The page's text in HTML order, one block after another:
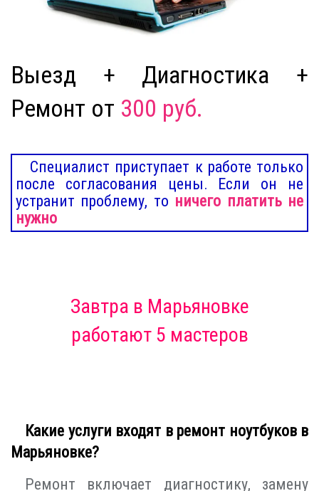
Выезд + Диагностика +
Ремонт от 300 руб.
Специалист приступает к работе только
после согласования цены. Если он не
устранит проблему, то ничего платить не
нужно
Завтра в Марьяновке
работают 5 мастеров
Какие услуги входят в ремонт ноутбуков в
Марьяновке?
Ремонт включает диагностику, замену